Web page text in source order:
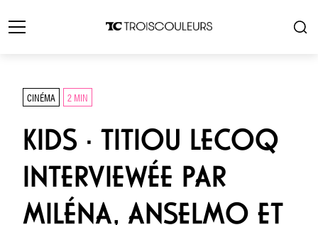
CINÉMA 2 MIN
KIDS · TITIOU LECOQ
INTERVIEWÉE PAR
MILÉNA, ANSELMO ET